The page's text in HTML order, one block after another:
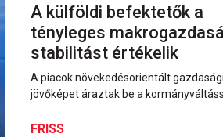
A külföldi befektetők a
tényleges
stabilitást értékelik
A piacok növekedésorientált gazdasági
jövőképet áraztak be a
FRISS